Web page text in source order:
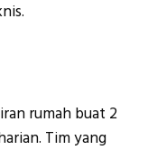
rumah buat 2
Tim yang